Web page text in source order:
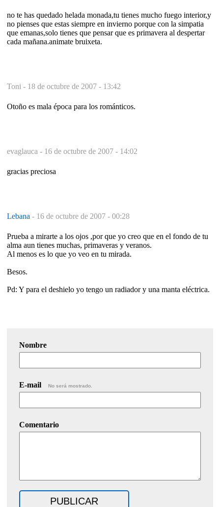
no te has quedado helada monada,tu tienes mucho fuego interior,y
no pienses que estas siempre en invierno porque con la simpatia
que emanas,solo tienes que pensar que es primavera al despertar
cada mañana.animate bruixeta.
Toni - 18 de octubre de 2007 - 13:42
Otoño es mala época para los románticos.
evaglauca - 16 de octubre de 2007 - 14:02
gracias preciosa
Lebana - 16 de octubre de 2007 - 00:28
Prueba a mirarte a los ojos ,por que yo creo que en el fondo de tu
alma aun tienes muchas, primaveras y veranos.
Al menos es lo que yo veo en tu mirada.
Besos.
Pd: Y para el deshielo yo tengo un radiador y una manta eléctrica.
Nombre
E-mail No será mostrado.
Comentario